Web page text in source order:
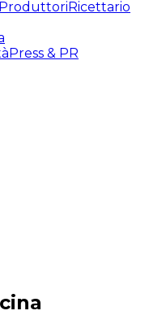
Ricettario
Press & PR
Esperienze